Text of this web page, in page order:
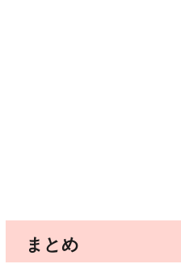
まとめ